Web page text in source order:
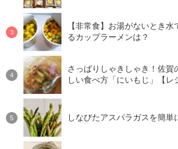
【非常食】お湯がないとき
るカップラーメンは？
さっぱりしゃきしゃき！佐賀
しい食べ方「にいもじ」【レ
しなびたアスパラガスを簡単